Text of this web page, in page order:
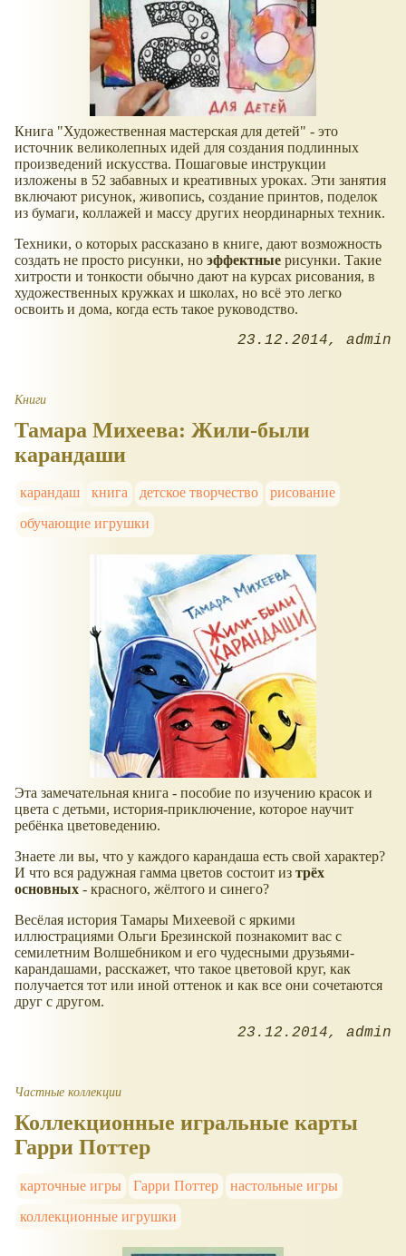
Книга "Художественная мастерская для детей" - это
источник великолепных идей для создания подлинных
произведений искусства. Пошаговые инструкции
изложены в 52 забавных и креативных уроках. Эти занятия
включают рисунок, живопись, создание принтов, поделок
из бумаги, коллажей и массу других неординарных техник.
Техники, о которых рассказано в книге, дают возможность
создать не просто рисунки, но эффектные рисунки. Такие
хитрости и тонкости обычно дают на курсах рисования, в
художественных кружках и школах, но всё это легко
освоить и дома, когда есть такое руководство.
23.12.2014 admin
Книги
Тамара Михеева: Жили-были
карандаши
карандаш книга детское творчество
рисование
обучающие игрушки
Эта замечательная книга - пособие по изучению красок и
цвета с детьми, история-приключение, которое научит
ребёнка цветоведению.
Знаете ли вы, что у каждого карандаша есть свой характер?
И что вся радужная гамма цветов состоит из трёх
основных - красного, жёлтого и синего?
Весёлая история Тамары Михеевой с яркими
иллюстрациями Ольги Брезинской познакомит вас с
семилетним Волшебником и его чудесными друзьями-
карандашами, расскажет, что такое цветовой круг, как
получается тот или иной оттенок и как все они сочетаются
друг с другом.
23.12.2014 admin
Частные коллекции
Коллекционные игральные карты
Гарри Поттер
карточные игры Гарри Поттер
настольные игры
коллекционные игрушки